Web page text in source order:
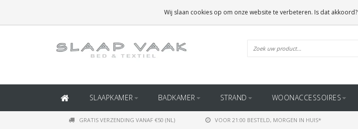
(BINNEN BELGIË)
SLAAPKAMER BADKAMER STRAND WOONACCESSOIRES
GRATIS VERZENDING VANAF €50 (NL) VOOR 21:00 BESTELD, MORGEN IN HUIS*
Wij slaan cookies op om onze website te verbeteren. Is dat akkoord?